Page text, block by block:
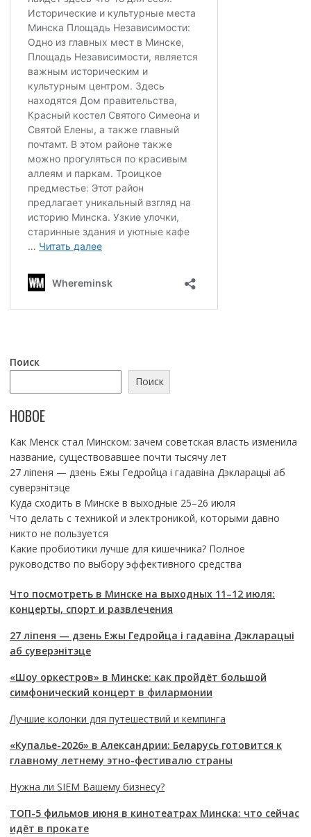
Поиск
Поиск
НОВОЕ
Как Менск стал Минском: зачем советская власть изменила
название, существовавшее почти тысячу лет
27 ліпеня — дзень Ежы Гедройца і гадавіна Дэкларацыі аб
суверэнітэце
Куда сходить в Минске в выходные 25–26 июля
Что делать с техникой и электроникой, которыми давно
никто не пользуется
Какие пробиотики лучше для кишечника? Полное
руководство по выбору эффективного средства
Что посмотреть в Минске на выходных 11–12 июля:
концерты, спорт и развлечения
27 ліпеня — дзень Ежы Гедройца і гадавіна Дэкларацыі
аб суверэнітэце
«Шоу оркестров» в Минске: как пройдёт большой
симфонический концерт в филармонии
Лучшие колонки для путешествий и кемпинга
«Купалье-2026» в Александрии: Беларусь готовится к
главному летнему этно-фестивалю страны
Нужна ли SIEM Вашему бизнесу?
ТОП-5 фильмов июня в кинотеатрах Минска: что сейчас
идёт в прокате